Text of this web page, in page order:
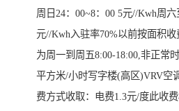
周日24：00~8：00 5元//Kwh周
元//Kwh入驻率70%以前按面积收
为周一到周五8:00-18:00,非正常
平方米/小时写字楼(高区)VRV空
费方式收取：电费1.3元/度此收